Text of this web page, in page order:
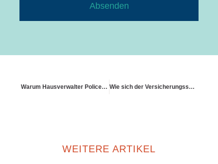
Absenden
Warum Hausverwalter Policen regelmäßig prüfen sollten Wie sich der Versicherungsschutz bei IT-Vernetzung verändert
WEITERE ARTIKEL